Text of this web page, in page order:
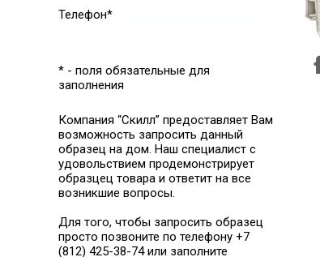
Телефон*
* - поля обязательные для
заполнения
Компания “Скилл” предоставляет Вам
возможность запросить данный
образец на дом. Наш специалист с
удовольствием продемонстрирует
образцец товара и ответит на все
возникшие вопросы.
Для того, чтобы запросить образец
просто позвоните по телефону +7
(812) 425-38-74 или заполните